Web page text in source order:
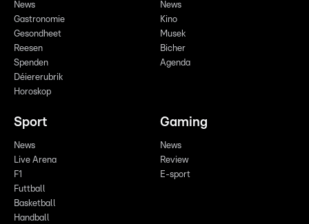
News
Gastronomie
Gesondheet
Reesen
Spenden
Déiererubrik
Horoskop
News
Kino
Musek
Bicher
Agenda
Sport
News
Live Arena
F1
Futtball
Basketball
Handball
Gaming
News
Review
E-sport